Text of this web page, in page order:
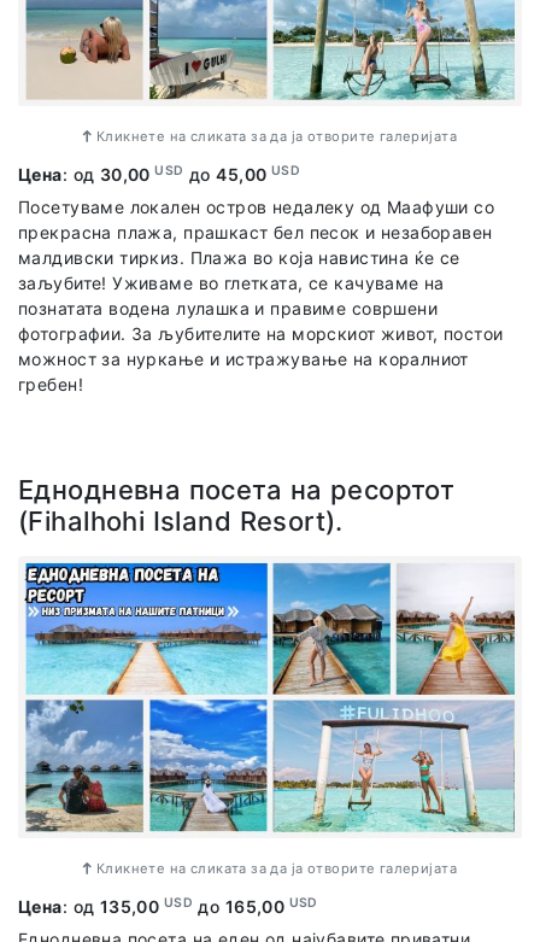
Кликнете на сликата за да ја отворите галеријата
Цена: од 30,00USD до45,00 USD
Посетуваме локален остров недалеку од Маафуши со
прекрасна плажа, прашкаст бел песок и незаборавен
малдивски тиркиз. Плажа во која навистина ќе се
заљубите! Уживаме во глетката, се качуваме на
познатата водена лулашка и правиме совршени
фотографии. За љубителите на морскиот живот, постои
можност за нуркање и истражување на коралниот
гребен!
Еднодневна посета на ресортот
(Fihalhohi Island Resort).
Кликнете на сликата за да ја отворите галеријата
Цена: од 135,00 USD до 165,00 USD